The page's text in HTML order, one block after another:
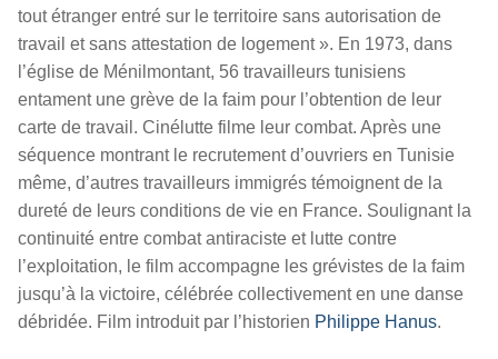
tout étranger entré sur le territoire sans autorisation de
travail et sans attestation de logement ». En 1973, dans
l’église de Ménilmontant, 56 travailleurs tunisiens
entament une grève de la faim pour l’obtention de leur
carte de travail. Cinélutte filme leur combat. Après une
séquence montrant le recrutement d’ouvriers en Tunisie
même, d’autres travailleurs immigrés témoignent de la
dureté de leurs conditions de vie en France. Soulignant la
continuité entre combat antiraciste et lutte contre
l’exploitation, le film accompagne les grévistes de la faim
jusqu’à la victoire, célébrée collectivement en une danse
débridée. Film introduit par l’historien Philippe Hanus.